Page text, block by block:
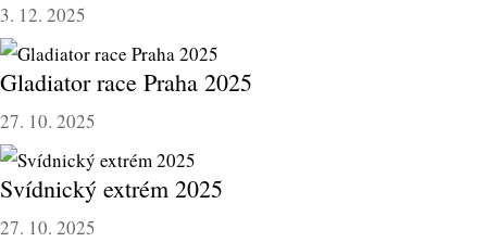
3. 12. 2025
Gladiator race Praha 2025
27. 10. 2025
Svídnický extrém 2025
27. 10. 2025